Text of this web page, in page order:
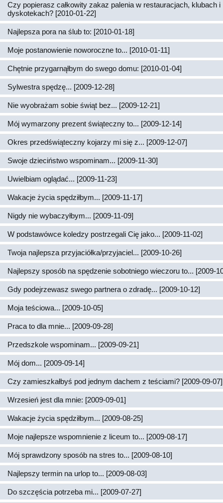
Czy popierasz całkowity zakaz palenia w restauracjach, klubach i
dyskotekach? [2010-01-22]
Najlepsza pora na ślub to: [2010-01-18]
Moje postanowienie noworoczne to... [2010-01-11]
Chętnie przygarnąłbym do swego domu: [2010-01-04]
Sylwestra spędzę... [2009-12-28]
Nie wyobrażam sobie świąt bez... [2009-12-21]
Mój wymarzony prezent świąteczny to... [2009-12-14]
Okres przedświąteczny kojarzy mi się z... [2009-12-07]
Swoje dzieciństwo wspominam... [2009-11-30]
Uwielbiam oglądać... [2009-11-23]
Wakacje życia spędziłbym... [2009-11-17]
Nigdy nie wybaczyłbym... [2009-11-09]
W podstawówce koledzy postrzegali Cię jako... [2009-11-02]
Twoja najlepsza przyjaciółka/przyjaciel... [2009-10-26]
Najlepszy sposób na spędzenie sobotniego wieczoru to... [2009-
Gdy podejrzewasz swego partnera o zdradę... [2009-10-12]
Moja teściowa... [2009-10-05]
Praca to dla mnie... [2009-09-28]
Przedszkole wspominam... [2009-09-21]
Mój dom... [2009-09-14]
Czy zamieszkałbyś pod jednym dachem z teściami? [2009-09-07]
Wrzesień jest dla mnie: [2009-09-01]
Wakacje życia spędziłbym... [2009-08-25]
Moje najlepsze wspomnienie z liceum to... [2009-08-17]
Mój sprawdzony sposób na stres to... [2009-08-10]
Najlepszy termin na urlop to... [2009-08-03]
Do szczęścia potrzeba mi... [2009-07-27]